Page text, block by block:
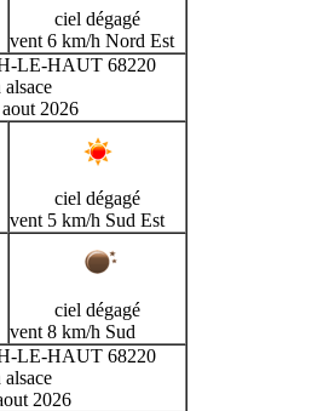
ciel dégagé
vent 6 km/h Nord Est
LE-HAUT 68220
2026
ciel dégagé
vent 5 km/h Sud Est
ciel dégagé
vent 8 km/h Sud
LE-HAUT 68220
2026